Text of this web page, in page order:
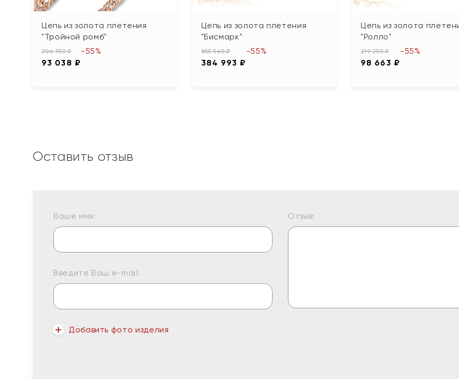
Цепь из золота плетения
"Тройной ромб"
206 750 ₽
93 038 ₽
-55%
Цепь из золота плетения
"Бисмарк"
855 540 ₽
384 993 ₽
-55%
Цепь из золота
"Ролло"
219 250 ₽
98 663 ₽
-55%
Оставить отзыв
Ваше имя:
Введите Ваш e-mail:
Добавить фото изделия
Отзыв: